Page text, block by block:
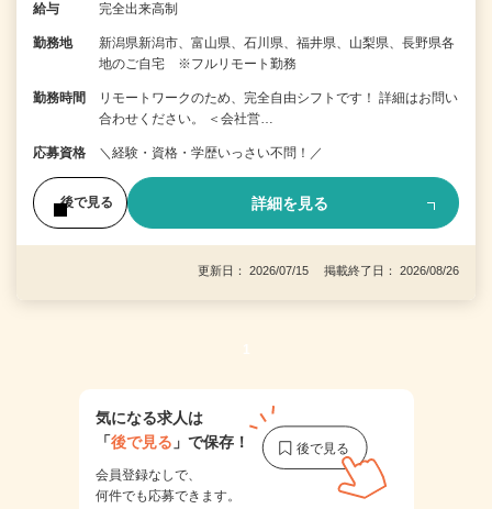
給与 完全出来高制
勤務地
新潟県新潟市、富山県、石川県、福井県、山梨県、長野県各
地のご自宅 ※フルリモート勤務
勤務時間
リモートワークのため、完全自由シフトです！ 詳細はお問い
合わせください。 ＜会社営…
応募資格 ＼経験・資格・学歴いっさい不問！／
後で見る 詳細を見る
更新日： 2026/07/15 掲載終了日： 2026/08/26
1
気になる求人は
「後で見る 」で保存！
会員登録なしで、
何件でも応募できます。